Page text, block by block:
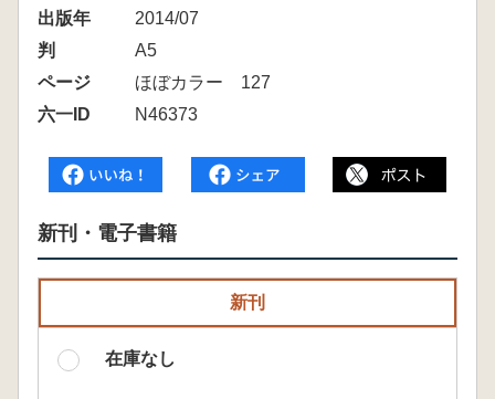
出版年
2014/07
判
A5
ページ
ほぼカラー 127
六一ID
N46373
新刊・電子書籍
新刊
在庫なし